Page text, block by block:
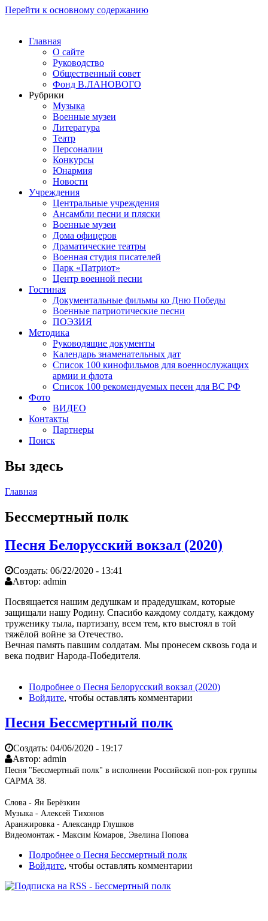
Перейти к основному содержанию
Главная
О сайте
Руководство
Общественный совет
Фонд В.ЛАНОВОГО
Рубрики
Музыка
Военные музеи
Литература
Театр
Персоналии
Конкурсы
Юнармия
Новости
Учреждения
Центральные учреждения
Ансамбли песни и пляски
Военные музеи
Дома офицеров
Драматические театры
Военная студия писателей
Парк «Патриот»
Центр военной песни
Гостиная
Документальные фильмы ко Дню Победы
Военные патриотические песни
ПОЭЗИЯ
Методика
Руководящие документы
Календарь знаменательных дат
Список 100 кинофильмов для военнослужащих
армии и флота
Список 100 рекомендуемых песен для ВС РФ
Фото
ВИДЕО
Контакты
Партнеры
Поиск
Вы здесь
Главная
Бессмертный полк
Песня Белорусский вокзал (2020)
Создать: 06/22/2020 - 13:41
Автор: admin
Посвящается нашим дедушкам и прадедушкам, которые
защищали нашу Родину. Спасибо каждому солдату, каждому
труженику тыла, партизану, всем тем, кто выстоял в той
тяжёлой войне за Отечество.
Вечная память павшим солдатам. Мы пронесем сквозь года и
века подвиг Народа-Победителя.
Подробнее о Песня Белорусский вокзал (2020)
Войдите, чтобы оставлять комментарии
Песня Бессмертный полк
Создать: 04/06/2020 - 19:17
Автор: admin
Песня "Бессмертный полк" в исполнеии Российской поп-рок группы
САРМА 38.
Слова - Ян Берёзкин
Музыка - Алексей Тихонов
Аранжировка - Александр Глушков
Видеомонтаж - Максим Комаров, Эвелина Попова
Подробнее о Песня Бессмертный полк
Войдите, чтобы оставлять комментарии